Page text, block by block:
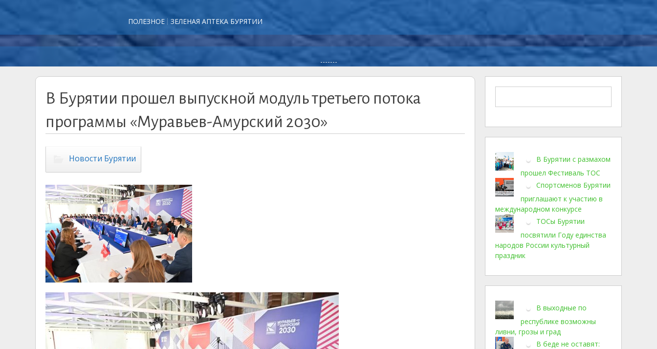
ПОЛЕЗНОЕ ЗЕЛЕНАЯ АПТЕКА БУРЯТИИ
-------
В Бурятии прошел выпускной модуль третьего потока
программы «Муравьев-Амурский 2030»
Новости Бурятии
В Бурятии с размахом
прошел Фестиваль ТОС
Спортсменов Бурятии
приглашают к участию в
международном конкурсе
ТОСы Бурятии
посвятили Году единства
народов России культурный
праздник
В выходные по
республике возможны
ливни, грозы и град
В беде не оставят: